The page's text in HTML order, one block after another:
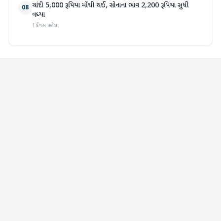
08 ચાંદી 5,000 રૂપિયા મોંઘી થઈ, સોનાના ભાવ 2,200 રૂપિયા સુધી
વધ્યા
1 દિવસ પહેલા